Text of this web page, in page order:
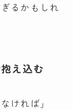
るかもしれ
え込む
ければ」